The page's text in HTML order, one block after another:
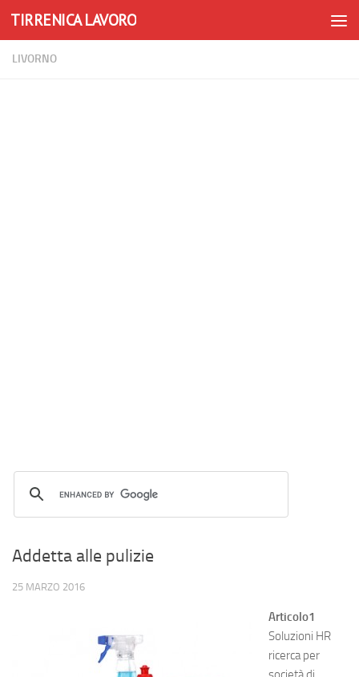
Skip to content
TIRRENICA LAVORO
LIVORNO
Addetta alle pulizie
25 MARZO 2016
Articolo1
Soluzioni HR
ricerca per